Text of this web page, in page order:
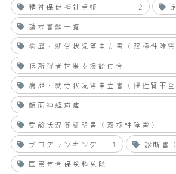
精神保健福祉手帳
2
請求書類一覧
病歴・就労状況等申立書（双極性障害
低所得者世帯支援給付金
病歴・就労状況等申立書（慢性腎不全
顔面神経麻痺
受診状況等証明書（双極性障害）
ブログランキング
1 診断書
国民年金保険料免除